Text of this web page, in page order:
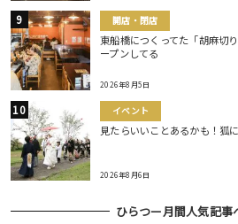
開店・閉店
東船橋につくってた「胡麻切
ープンしてる
2026年8月5日
イベント
見たらいいことあるかも！狐
2026年8月6日
ひらつー月間人気記事